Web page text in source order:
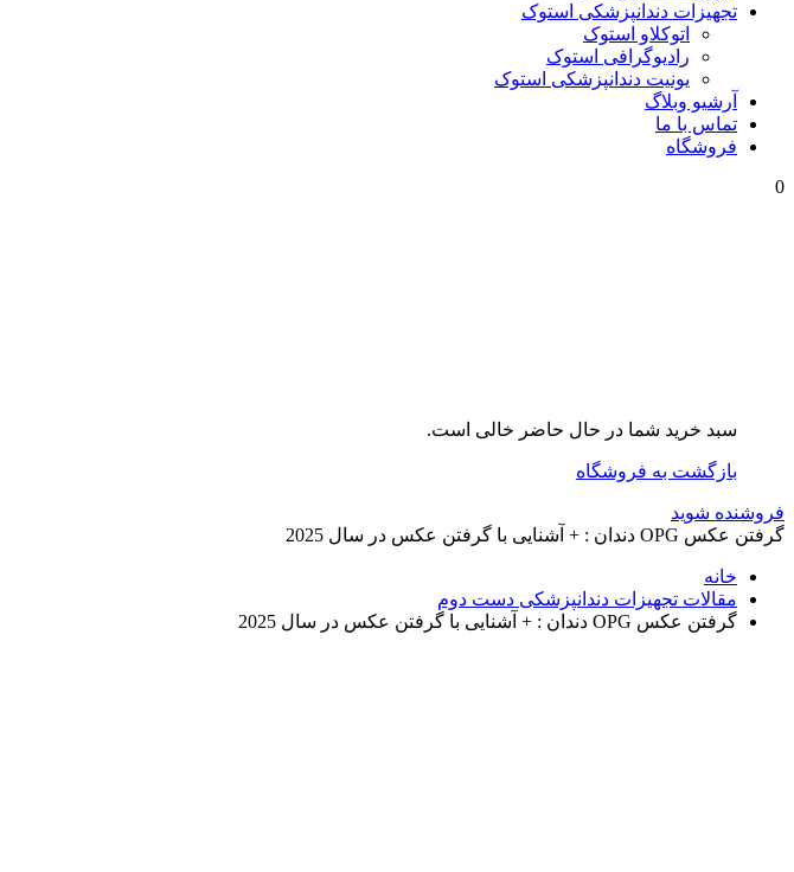
تجهیزات دندانپزشکی استوک
اتوکلاو استوک
رادیوگرافی استوک
یونیت دندانپزشکی استوک
آرشیو وبلاگ
تماس با ما
فروشگاه
0
سبد خرید شما در حال حاضر خالی است.
بازگشت به فروشگاه
فروشنده شوید
گرفتن عکس OPG دندان : + آشنایی با گرفتن عکس در سال 2025
خانه
مقالات تجهیزات دندانپزشکی دست دوم
گرفتن عکس OPG دندان : + آشنایی با گرفتن عکس در سال 2025